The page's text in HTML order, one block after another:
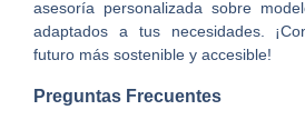
asesoría personalizada sobre
adaptados a tus necesidades.
futuro más sostenible y accesible!
Preguntas Frecuentes